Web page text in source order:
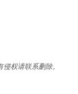
权请联系删除。